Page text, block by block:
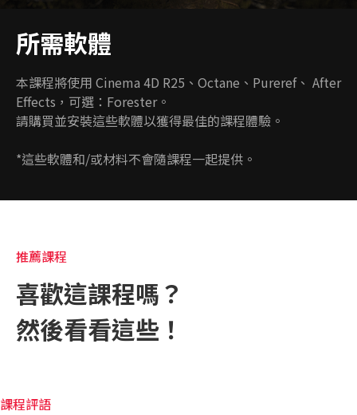
所需軟體
本課程將使用 Cinema 4D R25、Octane、Pureref、 After
Effects，可選：Forester。
請購買並安裝這些軟體以獲得最佳的課程體驗。
*這些軟體和/或材料不會隨課程一起提供。
推薦課程
喜歡這課程嗎？
然後看看這些！
課程評語